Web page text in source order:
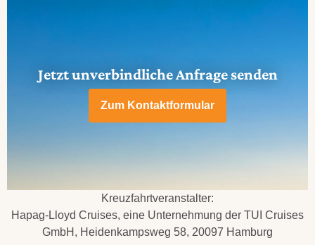
Jetzt unverbindliche Anfrage senden
Zum Kontaktformular
Kreuzfahrtveranstalter:
Hapag-Lloyd Cruises, eine Unternehmung der TUI Cruises
GmbH, Heidenkampsweg 58, 20097 Hamburg